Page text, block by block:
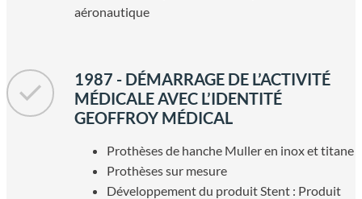
aéronautique
1987 - DÉMARRAGE DE L’ACTIVITÉ
MÉDICALE AVEC L’IDENTITÉ
GEOFFROY MÉDICAL
Prothèses de hanche Muller en inox et titane
Prothèses sur mesure
Développement du produit Stent : Produit